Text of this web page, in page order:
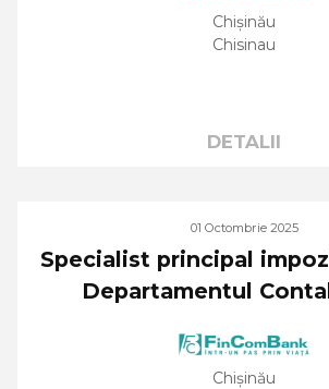
Chișinău
Chisinau
DETALII
01 Octombrie 2025
Specialist principal
Departamentul
Chișinău